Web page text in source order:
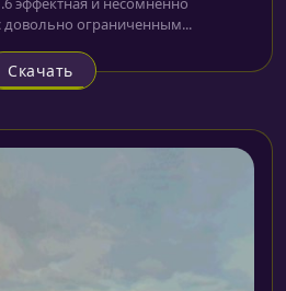
ограниченным...
Скачать